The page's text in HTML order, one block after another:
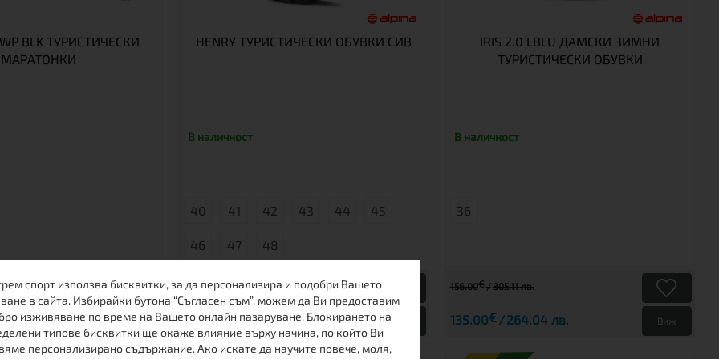
WP BLK ТУРИСТИЧЕСКИ
МАРАТОНКИ
лв. Виж
HENRY ТУРИСТИЧЕСКИ ОБУВКИ СИВ
В наличност
40 41 42 43 44 45
46 47 48
155.00€ 303.15 лв.
135.00€ 264.04 лв.
IRIS 2.0 LBLU ДАМСКИ ЗИМНИ
ТУРИСТИЧЕСКИ ОБУВКИ
В наличност
36
156.00€ 305.11 лв.
135.00€ 264.04 лв. Виж
спорт използва бисквитки, за да персонализира и подобри Вашето
в сайта. Избирайки бутона “Съгласен съм”, можем да Ви предоставим
изживяване по време на Вашето онлайн пазаруване. Блокирането на
типове бисквитки ще окаже влияние върху начина, по който Ви
персонализирано съдържание. Ако искате да научите повече, моля,